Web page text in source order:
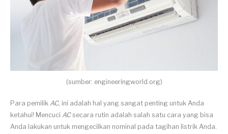
(sumber: engineeringworld.org)
Para pemilik AC, ini adalah hal yang sangat penting untuk Anda
ketahui! Mencuci ACsecara rutin adalah salah satu cara yang bisa
Anda lakukan untuk mengecilkan nominal pada tagihan listrik Anda.